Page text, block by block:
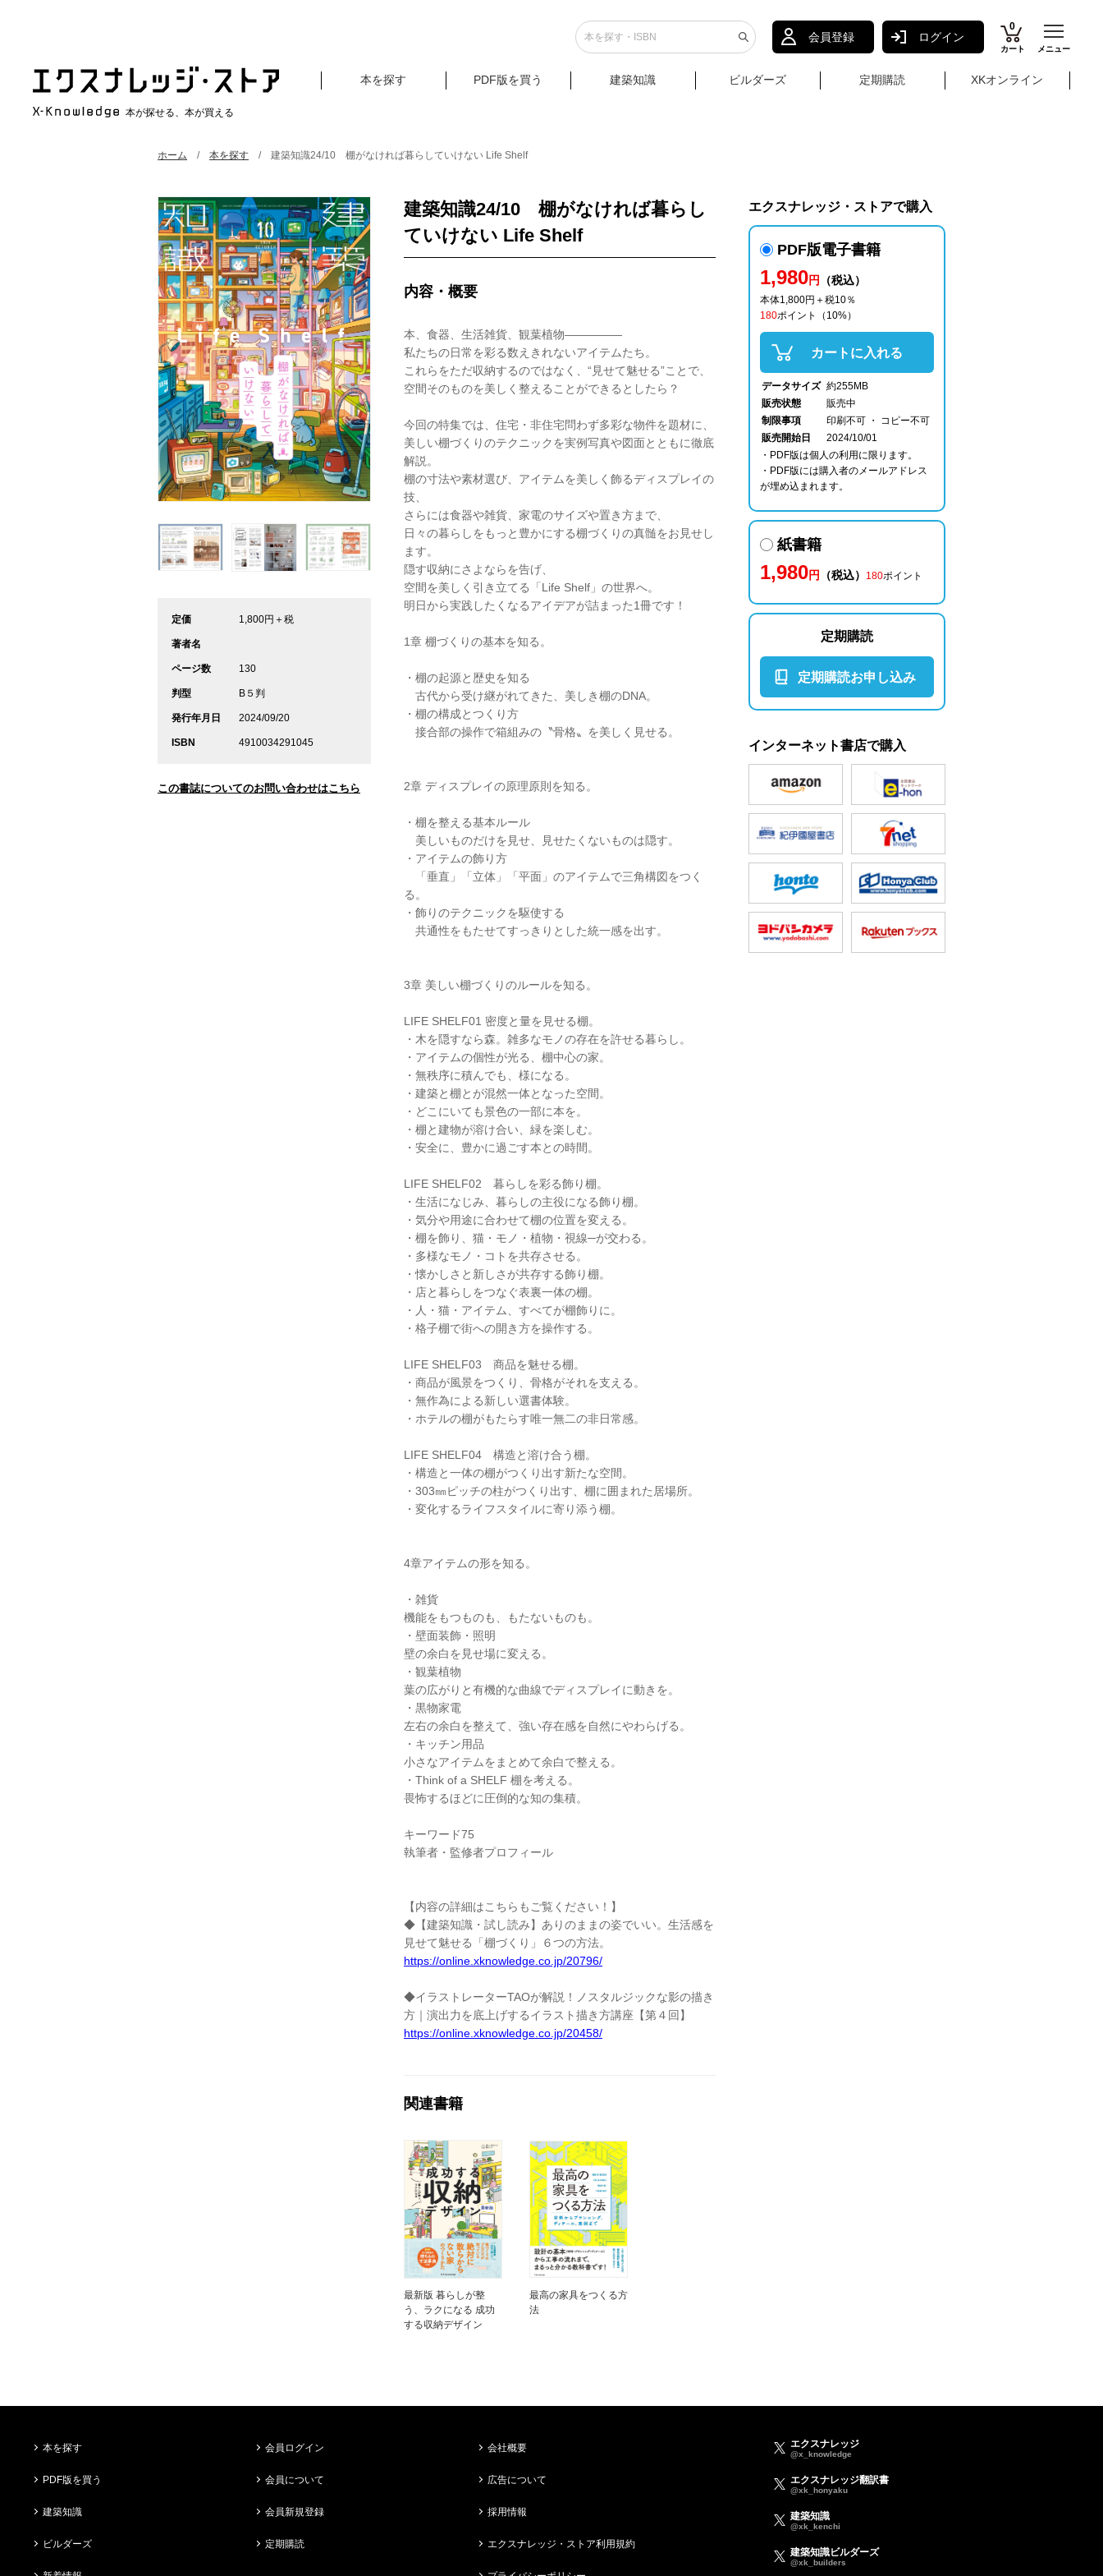
会員登録 ログイン
0
カート メニュー
本が探せる、本が買える
本を探す PDF版を買う 建築知識 ビルダーズ 定期購読 XKオンライン
ホーム 本を探す 建築知識24/10 棚がなければ暮らしていけない Life Shelf
定価 1,800円＋税
著者名
ページ数 130
判型 B５判
発行年月日 2024/09/20
ISBN 4910034291045
この書誌についてのお問い合わせはこちら
建築知識24/10 棚がなければ暮らし
ていけない Life Shelf
内容・概要
本、食器、生活雑貨、観葉植物—————
私たちの日常を彩る数えきれないアイテムたち。
これらをただ収納するのではなく、“見せて魅せる”ことで、
空間そのものを美しく整えることができるとしたら？
今回の特集では、住宅・非住宅問わず多彩な物件を題材に、
美しい棚づくりのテクニックを実例写真や図面とともに徹底
解説。
棚の寸法や素材選び、アイテムを美しく飾るディスプレイの
技、
さらには食器や雑貨、家電のサイズや置き方まで、
日々の暮らしをもっと豊かにする棚づくりの真髄をお見せし
ます。
隠す収納にさよならを告げ、
空間を美しく引き立てる「Life Shelf」の世界へ。
明日から実践したくなるアイデアが詰まった1冊です！
1章 棚づくりの基本を知る。
・棚の起源と歴史を知る
古代から受け継がれてきた、美しき棚のDNA。
・棚の構成とつくり方
接合部の操作で箱組みの〝骨格〟を美しく見せる。
2章 ディスプレイの原理原則を知る。
・棚を整える基本ルール
美しいものだけを見せ、見せたくないものは隠す。
・アイテムの飾り方
「垂直」「立体」「平面」のアイテムで三角構図をつく
る。
・飾りのテクニックを駆使する
共通性をもたせてすっきりとした統一感を出す。
3章 美しい棚づくりのルールを知る。
LIFE SHELF01 密度と量を見せる棚。
・木を隠すなら森。雑多なモノの存在を許せる暮らし。
・アイテムの個性が光る、棚中心の家。
・無秩序に積んでも、様になる。
・建築と棚とが混然一体となった空間。
・どこにいても景色の一部に本を。
・棚と建物が溶け合い、緑を楽しむ。
・安全に、豊かに過ごす本との時間。
LIFE SHELF02 暮らしを彩る飾り棚。
・生活になじみ、暮らしの主役になる飾り棚。
・気分や用途に合わせて棚の位置を変える。
・棚を飾り、猫・モノ・植物・視線─が交わる。
・多様なモノ・コトを共存させる。
・懐かしさと新しさが共存する飾り棚。
・店と暮らしをつなぐ表裏一体の棚。
・人・猫・アイテム、すべてが棚飾りに。
・格子棚で街への開き方を操作する。
LIFE SHELF03 商品を魅せる棚。
・商品が風景をつくり、骨格がそれを支える。
・無作為による新しい選書体験。
・ホテルの棚がもたらす唯一無二の非日常感。
LIFE SHELF04 構造と溶け合う棚。
・構造と一体の棚がつくり出す新たな空間。
・303㎜ピッチの柱がつくり出す、棚に囲まれた居場所。
・変化するライフスタイルに寄り添う棚。
4章アイテムの形を知る。
・雑貨
機能をもつものも、もたないものも。
・壁面装飾・照明
壁の余白を見せ場に変える。
・観葉植物
葉の広がりと有機的な曲線でディスプレイに動きを。
・黒物家電
左右の余白を整えて、強い存在感を自然にやわらげる。
・キッチン用品
小さなアイテムをまとめて余白で整える。
・Think of a SHELF 棚を考える。
畏怖するほどに圧倒的な知の集積。
キーワード75
執筆者・監修者プロフィール
【内容の詳細はこちらもご覧ください！】
◆【建築知識・試し読み】ありのままの姿でいい。生活感を
見せて魅せる「棚づくり」６つの方法。
https://online.xknowledge.co.jp/20796/
◆イラストレーターTAOが解説！ノスタルジックな影の描き
方｜演出力を底上げするイラスト描き方講座【第４回】
https://online.xknowledge.co.jp/20458/
関連書籍
最新版 暮らしが整
う、ラクになる 成功
する収納デザイン
最高の家具をつくる方
法
エクスナレッジ・ストアで購入
PDF版電子書籍
1,980円 （税込）
本体1,800円＋税10％
180ポイント （10%）
カートに入れる
データサイズ 約255MB
販売状態
販売中
制限事項
印刷不可 ・ コピー不可
販売開始日
2024/10/01
・PDF版は個人の利用に限ります。
・PDF版には購入者のメールアドレス
が埋め込まれます。
紙書籍
1,980円 （税込） 180ポイント
定期購読
定期購読お申し込み
インターネット書店で購入
本を探す
PDF版を買う
建築知識
ビルダーズ
会員ログイン
会員について
会員新規登録
定期購読
会社概要
広告について
採用情報
エクスナレッジ・ストア利用規約
エクスナレッジ
@x_knowledge
エクスナレッジ翻訳書
@xk_honyaku
建築知識
@xk_kenchi
建築知識ビルダーズ
@xk_builders